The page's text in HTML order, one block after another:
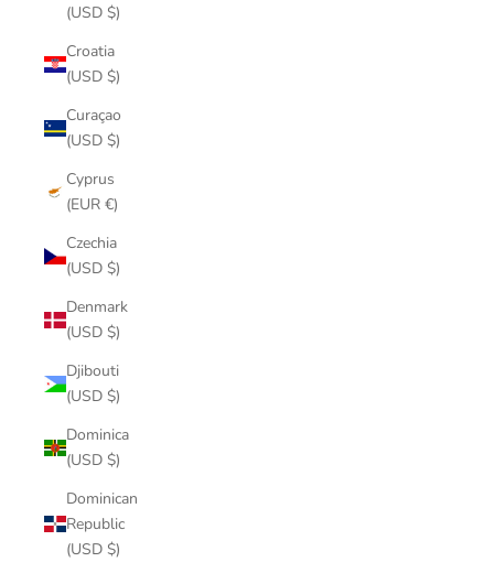
(USD $)
Croatia
(USD $)
Curaçao
(USD $)
Cyprus
(EUR €)
Czechia
(USD $)
Denmark
(USD $)
Djibouti
(USD $)
Dominica
(USD $)
Dominican
Republic
(USD $)